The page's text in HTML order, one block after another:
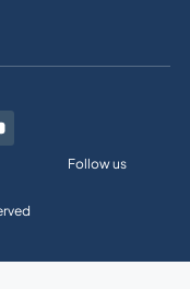
Follow us